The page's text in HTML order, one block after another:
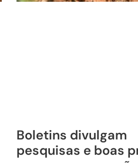
Boletins divulgam
pesquisas e boas